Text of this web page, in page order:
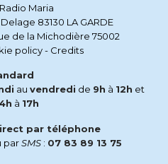
Maria
83130 LA GARDE
de la Michodière 75002
policy- Credits
au vendredi de 9h à 12h et
à 17h
par téléphone
parSMS : 07 83 89 13 75